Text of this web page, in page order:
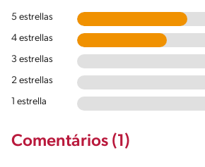
5 estrellas
4 estrellas
3 estrellas
2 estrellas
1 estrella
Comentários (1)